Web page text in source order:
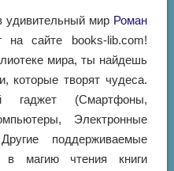
удивительный мир Роман
на сайте books-lib.com!
мира, ты найдешь
которые творят чудеса.
гаджет (Смартфоны,
Электронные
поддерживаемые
в магию чтения книги